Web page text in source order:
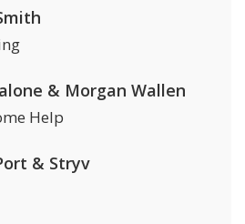
& Morgan Wallen
Help
& Stryv